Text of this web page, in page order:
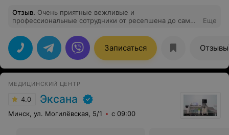
Отзыв. Очень приятные вежливые и
профессиональные сотрудники от ресепшена до самих
успокоили (была напряжена поскольку шла на
незнакомую процедуру). Сама процедура сделана
быстро, качественно и не больно. Внимательно после
спросили о самочувствии
Еще
Записаться Отзывы
МЕДИЦИНСКИЙ ЦЕНТР
4.0 Эксана
Минск, ул. Могилёвская, 5/1 с 09:00